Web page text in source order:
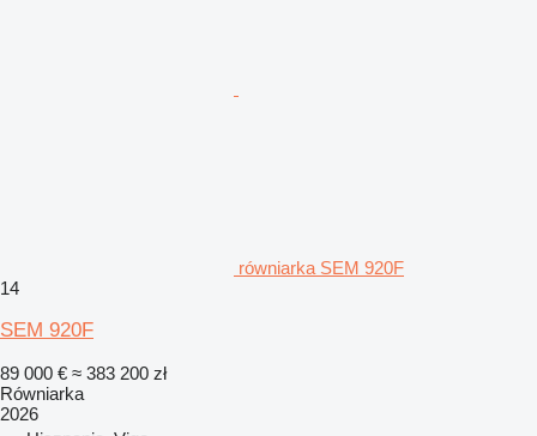
równiarka SEM 920F
14
SEM 920F
89 000 € ≈ 383 200 zł
Równiarka
2026